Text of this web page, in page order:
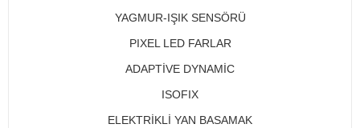
YAGMUR-IŞIK SENSÖRÜ
PIXEL LED FARLAR
ADAPTİVE DYNAMİC
ISOFIX
ELEKTRİKLİ YAN BASAMAK